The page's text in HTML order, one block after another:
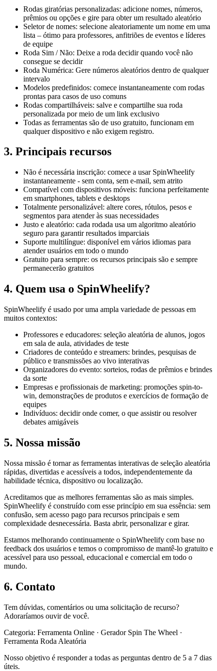
Rodas giratórias personalizadas: adicione nomes, números,
prêmios ou opções e gire para obter um resultado aleatório
Seletor de nomes: selecione aleatoriamente um nome em uma
lista – ótimo para professores, anfitriões de eventos e líderes
de equipe
Roda Sim / Não: Deixe a roda decidir quando você não
consegue se decidir
Roda Numérica: Gere números aleatórios dentro de qualquer
intervalo
Modelos predefinidos: comece instantaneamente com rodas
prontas para casos de uso comuns
Rodas compartilháveis: salve e compartilhe sua roda
personalizada por meio de um link exclusivo
Todas as ferramentas são de uso gratuito, funcionam em
qualquer dispositivo e não exigem registro.
3. Principais recursos
Não é necessária inscrição: comece a usar SpinWheelify
instantaneamente - sem conta, sem e-mail, sem atrito
Compatível com dispositivos móveis: funciona perfeitamente
em smartphones, tablets e desktops
Totalmente personalizável: altere cores, rótulos, pesos e
segmentos para atender às suas necessidades
Justo e aleatório: cada rodada usa um algoritmo aleatório
seguro para garantir resultados imparciais
Suporte multilíngue: disponível em vários idiomas para
atender usuários em todo o mundo
Gratuito para sempre: os recursos principais são e sempre
permanecerão gratuitos
4. Quem usa o SpinWheelify?
SpinWheelify é usado por uma ampla variedade de pessoas em
muitos contextos:
Professores e educadores: seleção aleatória de alunos, jogos
em sala de aula, atividades de teste
Criadores de conteúdo e streamers: brindes, pesquisas de
público e transmissões ao vivo interativas
Organizadores do evento: sorteios, rodas de prêmios e brindes
da sorte
Empresas e profissionais de marketing: promoções spin-to-
win, demonstrações de produtos e exercícios de formação de
equipes
Indivíduos: decidir onde comer, o que assistir ou resolver
debates amigáveis
5. Nossa missão
Nossa missão é tornar as ferramentas interativas de seleção aleatória
rápidas, divertidas e acessíveis a todos, independentemente da
habilidade técnica, dispositivo ou localização.
Acreditamos que as melhores ferramentas são as mais simples.
SpinWheelify é construído com esse princípio em sua essência: sem
confusão, sem acesso pago para recursos principais e sem
complexidade desnecessária. Basta abrir, personalizar e girar.
Estamos melhorando continuamente o SpinWheelify com base no
feedback dos usuários e temos o compromisso de mantê-lo gratuito e
acessível para uso pessoal, educacional e comercial em todo o
mundo.
6. Contato
Tem dúvidas, comentários ou uma solicitação de recurso?
Adoraríamos ouvir de você.
Categoria: Ferramenta Online · Gerador Spin The Wheel ·
Ferramenta Roda Aleatória
Nosso objetivo é responder a todas as perguntas dentro de 5 a 7 dias
úteis.